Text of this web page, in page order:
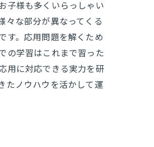
子様も多くいらっしゃい
々な部分が異なってくる
す。応用問題を解くため
の学習はこれまで習った
用に対応できる実力を研
たノウハウを活かして運